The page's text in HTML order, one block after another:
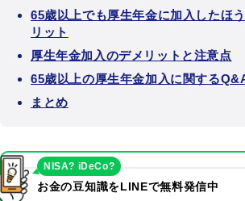
65歳以上でも厚生年金に加入したほ
リット
厚生年金加入のデメリットと注意点
65歳以上の厚生年金加入に関する
まとめ
お金の豆知識をLINEで無料発信中
NISA? iDeCo?